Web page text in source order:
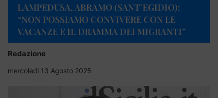
LAMPEDUSA, ABRAMO (SANT’EGIDIO):
“NON POSSIAMO CONVIVERE CON LE
VACANZE E IL DRAMMA DEI MIGRANTI”
Redazione
mercoledì 13 Agosto 2025